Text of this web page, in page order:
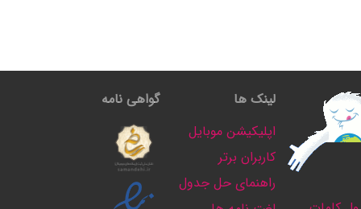
لینک ها
اپلیکیشن موبایل
کاربران برتر
راهنمای حل جدول
گواهی نامه